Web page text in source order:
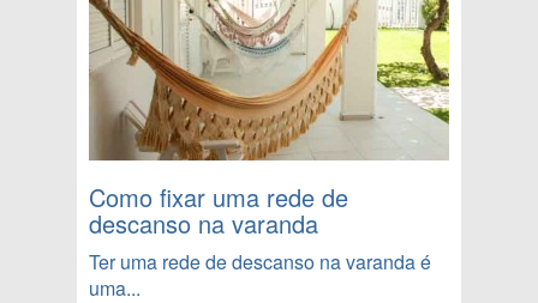
Como fixar uma rede de
descanso na varanda
Ter uma rede de descanso na varanda é
uma...